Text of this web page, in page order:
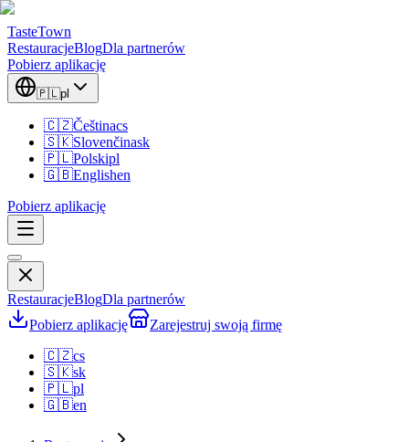
TasteTown
RestauracjeBlogDla partnerów
Pobierz aplikację
🇵🇱pl
🇨🇿Češtinacs
🇸🇰Slovenčinask
🇵🇱Polskipl
🇬🇧Englishen
Pobierz aplikację
RestauracjeBlogDla partnerów
Pobierz aplikację
Zarejestruj swoją firmę
🇨🇿cs
🇸🇰sk
🇵🇱pl
🇬🇧en